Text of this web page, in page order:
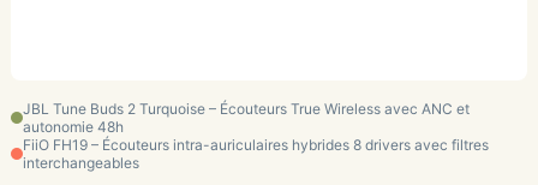
JBL Tune Buds 2 Turquoise – Écouteurs True Wireless avec ANC et
autonomie 48h
FiiO FH19 – Écouteurs intra-auriculaires hybrides 8 drivers avec filtres
interchangeables